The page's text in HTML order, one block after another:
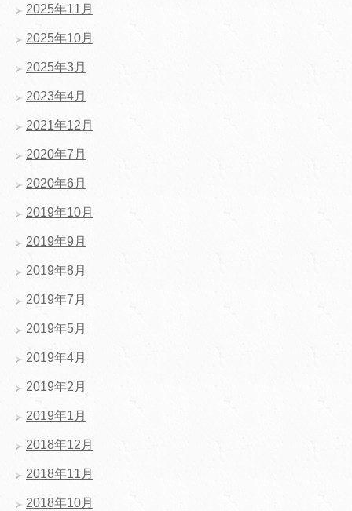
2025年11月
2025年10月
2025年3月
2023年4月
2021年12月
2020年7月
2020年6月
2019年10月
2019年9月
2019年8月
2019年7月
2019年5月
2019年4月
2019年2月
2019年1月
2018年12月
2018年11月
2018年10月